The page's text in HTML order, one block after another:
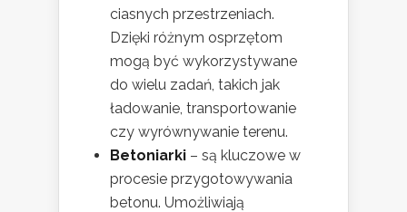
ciasnych przestrzeniach.
Dzięki różnym osprzętom
mogą być wykorzystywane
do wielu zadań, takich jak
ładowanie, transportowanie
czy wyrównywanie terenu.
Betoniarki – są kluczowe w
procesie przygotowywania
betonu. Umożliwiają